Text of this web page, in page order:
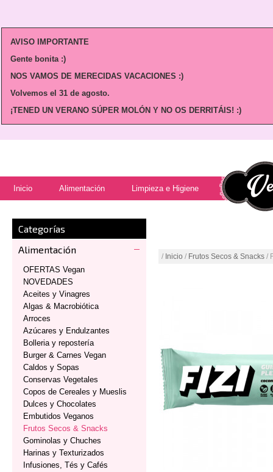
AVISO IMPORTANTE
Gente bonita :)
NOS VAMOS DE MERECIDAS VACACIONES :)
Volvemos el 31 de agosto.
¡TENED UN VERANO SÚPER MOLÓN Y NO OS DERRITÁIS! :)
Inicio Alimentación Limpieza e Higiene
Categorías
Alimentación
OFERTAS Vegan
NOVEDADES
Aceites y Vinagres
Algas & Macrobiótica
Arroces
Azúcares y Endulzantes
Bolleria y repostería
Burger & Carnes Vegan
Caldos y Sopas
Conservas Vegetales
Copos de Cereales y Mueslis
Dulces y Chocolates
Embutidos Veganos
Frutos Secos & Snacks
Gominolas y Chuches
Harinas y Texturizados
Infusiones, Tés y Cafés
/ Inicio / Frutos Secos & Snacks /